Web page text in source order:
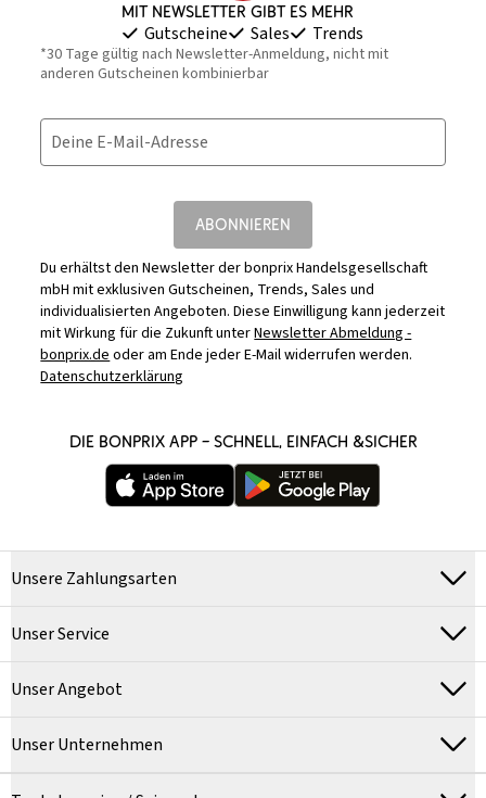
Mit Newsletter gibt es mehr
Gutscheine Sales Trends
*30 Tage gültig nach Newsletter-Anmeldung, nicht mit
anderen Gutscheinen kombinierbar
Deine E-Mail-Adresse
ABONNIEREN
Du erhältst den Newsletter der bonprix Handelsgesellschaft
mbH mit exklusiven Gutscheinen, Trends, Sales und
individualisierten Angeboten. Diese Einwilligung kann jederzeit
mit Wirkung für die Zukunft unterNewsletter Abmeldung -
bonprix.deoder am Ende jeder E-Mail widerrufen werden.
Datenschutzerklärung
DIE BONPRIX APP – SCHNELL, EINFACH &SICHER
Unsere Zahlungsarten
Unser Service
Unser Angebot
Unser Unternehmen